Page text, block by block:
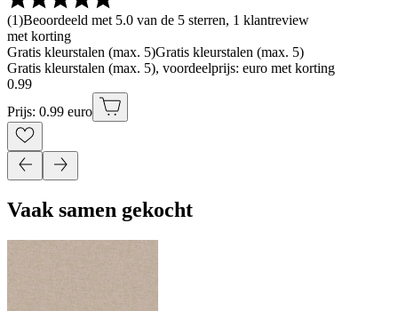
(1)Beoordeeld met 5.0 van de 5 sterren, 1 klantreview
met korting
Gratis kleurstalen (max. 5)Gratis kleurstalen (max. 5)
Gratis kleurstalen (max. 5), voordeelprijs: euro met korting
0.99
Prijs: 0.99 euro
Vaak samen gekocht